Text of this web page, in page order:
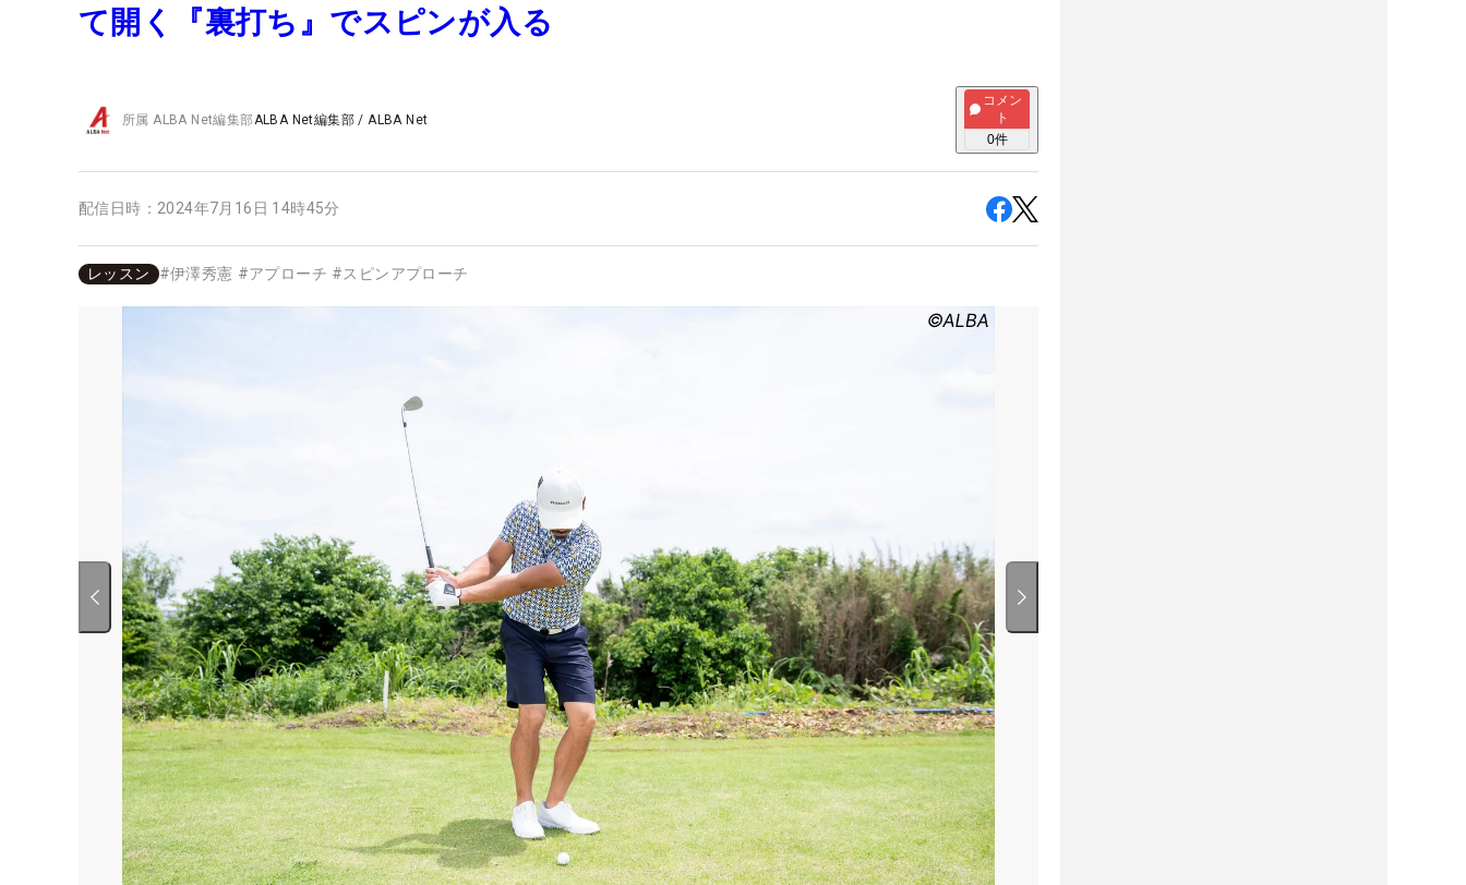
て開く『裏打ち』でスピンが入る
所属ALBA Net編集部ALBA Net編集部 /ALBA Net
コメン
ト
0件
配信日時： 2024年7月16日 14時45分
レッスン #伊澤秀憲 #アプローチ #スピンアプローチ